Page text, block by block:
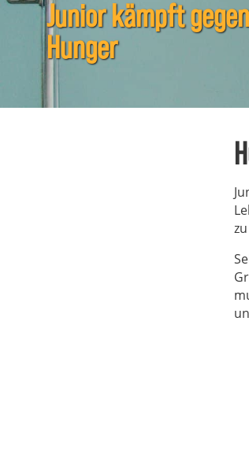
Junior kämpft
Hunger